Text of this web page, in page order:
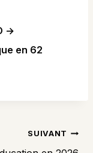
→
en 62
SUIVANT